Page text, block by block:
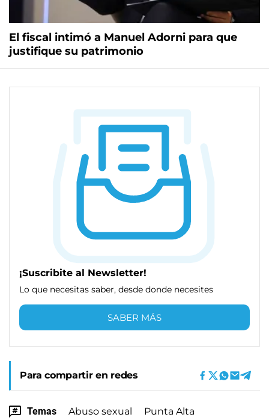
El fiscal intimó a Manuel Adorni para que
justifique su patrimonio
¡Suscribite al Newsletter!
Lo que necesitas saber, desde donde necesites
SABER MÁS
Para compartir en redes
Temas Abuso sexual Punta Alta